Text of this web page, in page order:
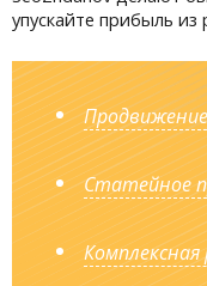
упускайте прибыль из
Статейное